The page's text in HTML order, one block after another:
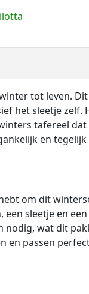
tot leven.
het sleetje zelf.
tafereel
en tegelijk
om dit
sleetje en
nodig, wat dit
en passen